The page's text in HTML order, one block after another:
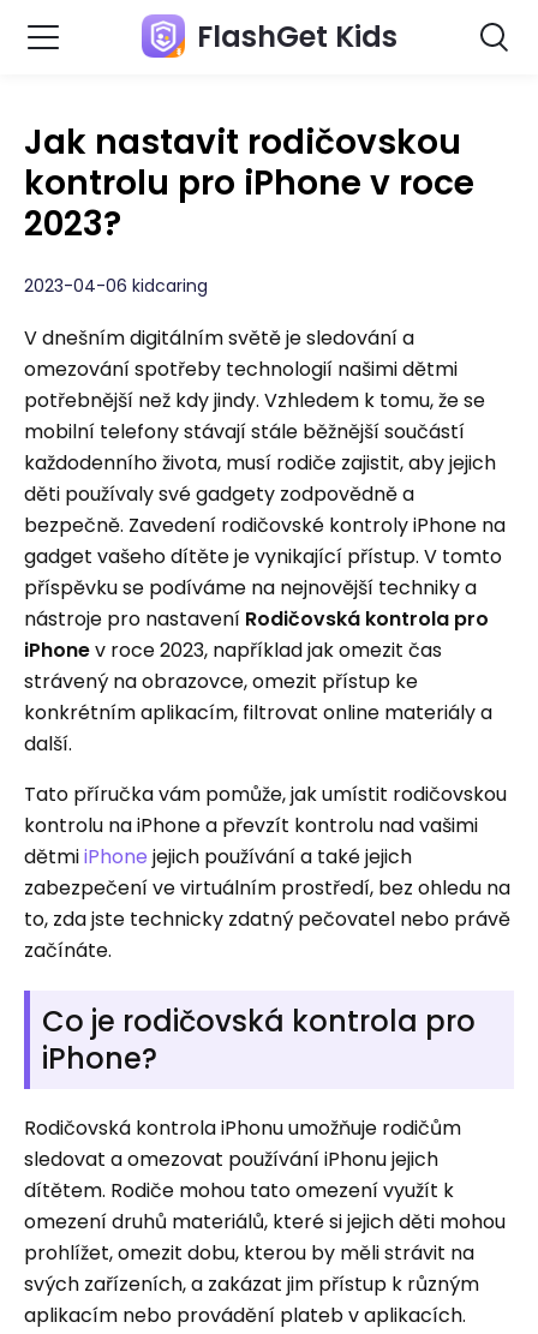
FlashGet Kids
Jak nastavit rodičovskou
kontrolu pro iPhone v roce
2023?
2023-04-06 kidcaring
V dnešním digitálním světě je sledování a
omezování spotřeby technologií našimi dětmi
potřebnější než kdy jindy. Vzhledem k tomu, že se
mobilní telefony stávají stále běžnější součástí
každodenního života, musí rodiče zajistit, aby jejich
děti používaly své gadgety zodpovědně a
bezpečně. Zavedení rodičovské kontroly iPhone na
gadget vašeho dítěte je vynikající přístup. V tomto
příspěvku se podíváme na nejnovější techniky a
nástroje pro nastavení Rodičovská kontrola pro
iPhonev roce 2023, například jak omezit čas
strávený na obrazovce, omezit přístup ke
konkrétním aplikacím, filtrovat online materiály a
další.
Tato příručka vám pomůže, jak umístit rodičovskou
kontrolu na iPhone a převzít kontrolu nad vašimi
dětmiiPhone jejich používání a také jejich
zabezpečení ve virtuálním prostředí, bez ohledu na
to, zda jste technicky zdatný pečovatel nebo právě
začínáte.
Co je rodičovská kontrola pro
iPhone?
Rodičovská kontrola iPhonu umožňuje rodičům
sledovat a omezovat používání iPhonu jejich
dítětem. Rodiče mohou tato omezení využít k
omezení druhů materiálů, které si jejich děti mohou
prohlížet, omezit dobu, kterou by měli strávit na
svých zařízeních, a zakázat jim přístup k různým
aplikacím nebo provádění plateb v aplikacích.